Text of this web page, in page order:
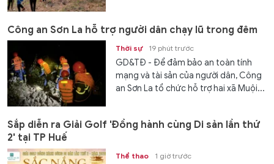
Công an Sơn La hỗ trợ người dân chạy lũ trong đêm
Thời sự 19 phút trước
GD&TĐ - Để đảm bảo an toàn tính
mạng và tài sản của người dân, Công
an Sơn La tổ chức hỗ trợ hai xã Muội...
Sắp diễn ra Giải Golf 'Đồng hành cùng Di sản lần thứ
2' tại TP Huế
Thể thao 1 giờ trước